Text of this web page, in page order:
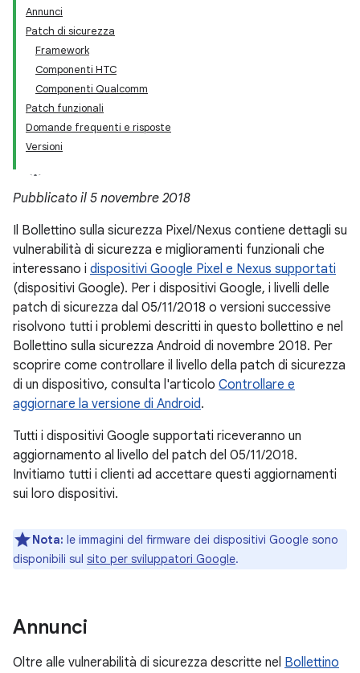
Annunci
Patch di sicurezza
Framework
Componenti HTC
Componenti Qualcomm
Patch funzionali
Domande frequenti e risposte
Versioni
Pubblicato il 5 novembre 2018
Il Bollettino sulla sicurezza Pixel/Nexus contiene dettagli su
vulnerabilità di sicurezza e miglioramenti funzionali che
interessano i dispositivi Google Pixel e Nexus supportati
(dispositivi Google). Per i dispositivi Google, i livelli delle
patch di sicurezza dal 05/11/2018 o versioni successive
risolvono tutti i problemi descritti in questo bollettino e nel
Bollettino sulla sicurezza Android di novembre 2018. Per
scoprire come controllare il livello della patch di sicurezza
di un dispositivo, consulta l'articolo Controllare e
aggiornare la versione di Android.
Tutti i dispositivi Google supportati riceveranno un
aggiornamento al livello del patch del 05/11/2018.
Invitiamo tutti i clienti ad accettare questi aggiornamenti
sui loro dispositivi.
Nota: le immagini del firmware dei dispositivi Google sono
disponibili sul sito per sviluppatori Google.
Annunci
Oltre alle vulnerabilità di sicurezza descritte nel Bollettino